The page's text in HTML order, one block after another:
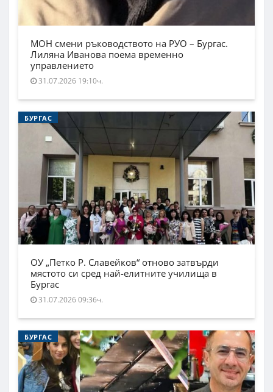
МОН смени ръководството на РУО – Бургас.
Лиляна Иванова поема временно
управлението
31.07.2026 19:10ч.
БУРГАС
ОУ „Петко Р. Славейков“ отново затвърди
мястото си сред най-елитните училища в
Бургас
31.07.2026 09:36ч.
БУРГАС